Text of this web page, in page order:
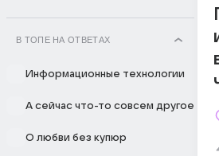
В ТОПЕ НА ОТВЕТАХ
Информационные технологии
А сейчас что-то совсем другое
О любви без купюр